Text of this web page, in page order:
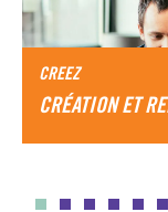
CREEZ
CRÉATION ET